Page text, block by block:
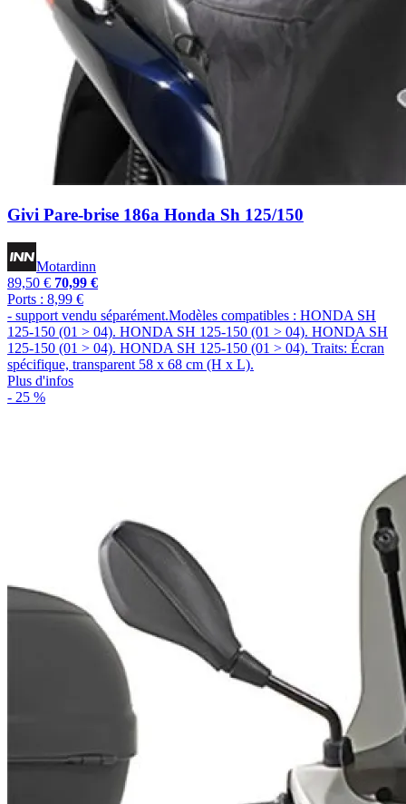
Givi Pare-brise 186a Honda Sh 125/150
Motardinn
89,50 € 70,99 €
Ports : 8,99 €
- support vendu séparément.Modèles compatibles : HONDA SH
125-150 (01 > 04). HONDA SH 125-150 (01 > 04). HONDA SH
125-150 (01 > 04). HONDA SH 125-150 (01 > 04). Traits: Écran
spécifique, transparent 58 x 68 cm (H x L).
Plus d'infos
- 25 %